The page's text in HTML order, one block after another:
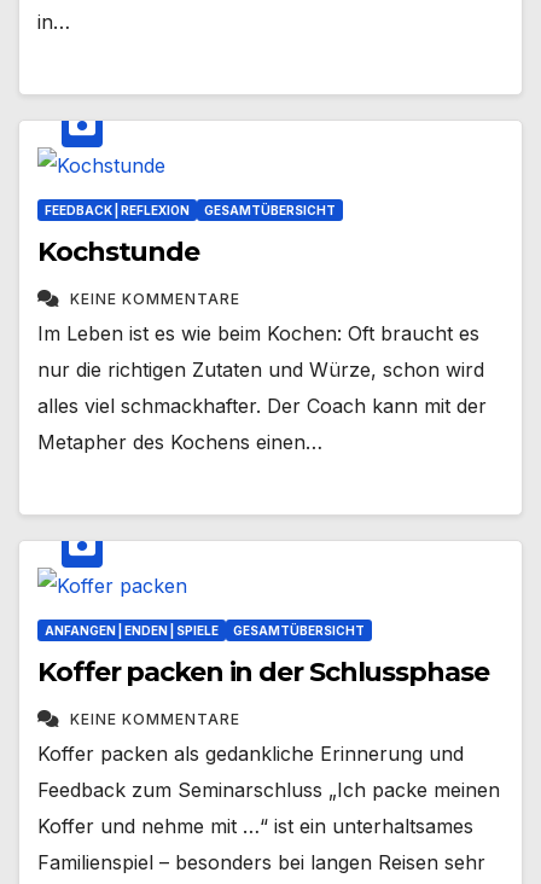
in…
FEEDBACK | REFLEXION GESAMTÜBERSICHT
Kochstunde
KEINE KOMMENTARE
Im Leben ist es wie beim Kochen: Oft braucht es
nur die richtigen Zutaten und Würze, schon wird
alles viel schmackhafter. Der Coach kann mit der
Metapher des Kochens einen…
ANFANGEN | ENDEN | SPIELE GESAMTÜBERSICHT
Koffer packen in der Schlussphase
KEINE KOMMENTARE
Koffer packen als gedankliche Erinnerung und
Feedback zum Seminarschluss „Ich packe meinen
Koffer und nehme mit …“ ist ein unterhaltsames
Familienspiel – besonders bei langen Reisen sehr